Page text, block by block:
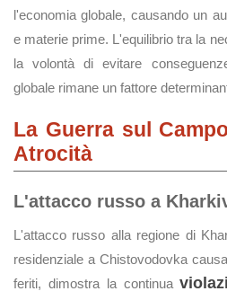
l'economia globale, causando un
e materie prime. L'equilibrio tra la
la volontà di evitare
globale rimane un fattore
La Guerra sul
Atrocità
L'attacco russo a
L'attacco russo alla regione di
residenziale a Chistovodovka
feriti, dimostra la continua